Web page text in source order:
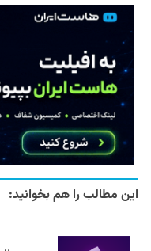
این مطالب را هم بخوانید: